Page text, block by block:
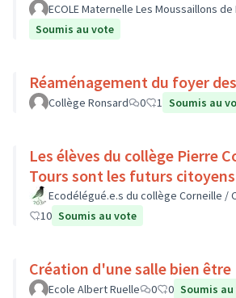
ECOLE Maternelle Les Moussaillons de
Soumis au vote
Réaménagement du foyer
Collège Ronsard 0 1 Soumis au
Les élèves du collège Pierre
Tours sont les futurs
Ecodélégué.e.s du collège Corneille /
10 Soumis au vote
Création d'une salle bien être
Ecole Albert Ruelle 0 0 Soumis